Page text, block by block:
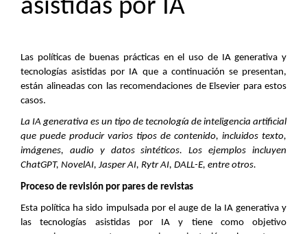
asistidas por IA
Las políticas de buenas prácticas en el uso de IA generativa y
tecnologías asistidas por IA que a continuación se presentan,
están alineadas con las recomendaciones de Elsevier para estos
casos.
La IA generativa es un tipo de tecnología de inteligencia artificial
que puede producir varios tipos de contenido, incluidos texto,
imágenes, audio y datos sintéticos. Los ejemplos incluyen
ChatGPT, NovelAI, Jasper AI, Rytr AI, DALL-E, entre otros.
Proceso de revisión por pares de revistas
Esta política ha sido impulsada por el auge de la IA generativa y
las tecnologías asistidas por IA y tiene como objetivo